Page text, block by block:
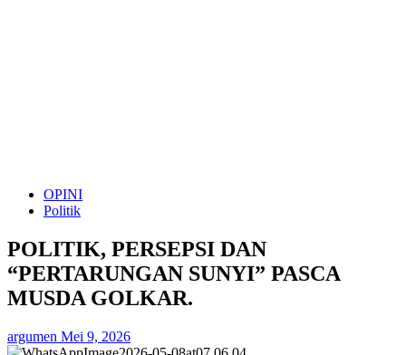
OPINI
Politik
POLITIK, PERSEPSI DAN
“PERTARUNGAN SUNYI” PASCA
MUSDA GOLKAR.
argumen Mei 9, 2026